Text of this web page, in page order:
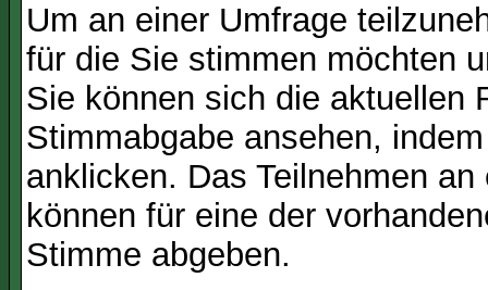
Um an einer Umfrage
für die Sie stimmen möchten
Sie können sich die aktuellen
Stimmabgabe ansehen,
anklicken. Das Teilnehmen
können für eine der
Stimme abgeben.